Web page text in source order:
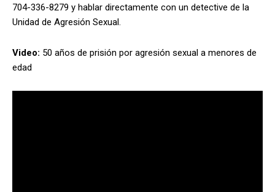
704-336-8279 y hablar directamente con un detective de la
Unidad de Agresión Sexual.
Video: 50 años de prisión por agresión sexual a menores de
edad